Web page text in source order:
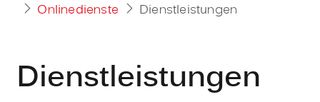
Onlinedienste
Dienstleistungen
Dienstleistungen